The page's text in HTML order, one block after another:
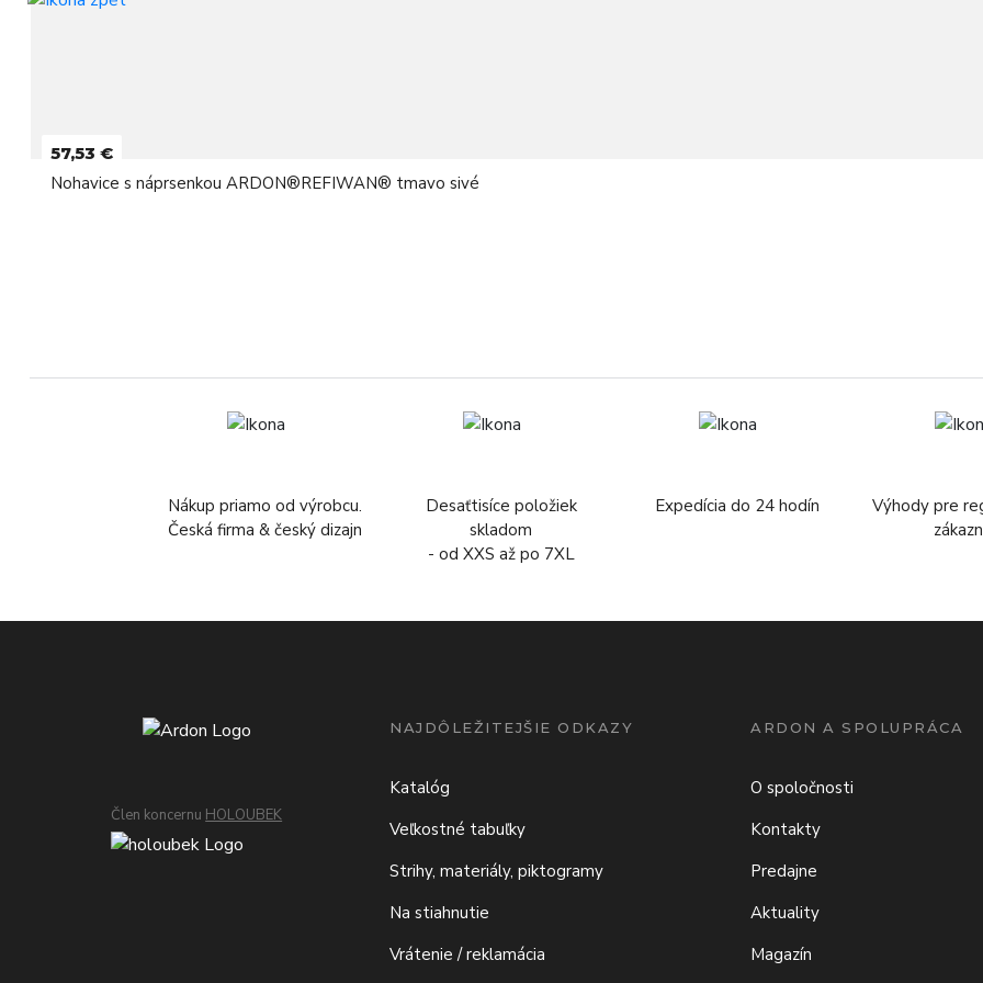
57,53 €
Nohavice s náprsenkou ARDON®REFIWAN® tmavo sivé
Nákup priamo od výrobcu.
Česká firma & český dizajn
Desaťtisíce položiek
skladom
- od XXS až po 7XL
Expedícia do 24 hodín
Výhody pre
Člen koncernu HOLOUBEK
NAJDÔLEŽITEJŠIE ODKAZY
Katalóg
Veľkostné tabuľky
Strihy, materiály, piktogramy
Na stiahnutie
Vrátenie / reklamácia
ARDON A SPOLUPRÁCA
O spoločnosti
Kontakty
Predajne
Aktuality
Magazín